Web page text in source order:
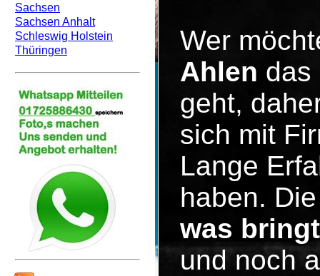
Sachsen
Sachsen Anhalt
Schleswig Holstein
Thüringen
Wer
Ahlen das
geht,
sich mit
Lange
haben.
was
und noch